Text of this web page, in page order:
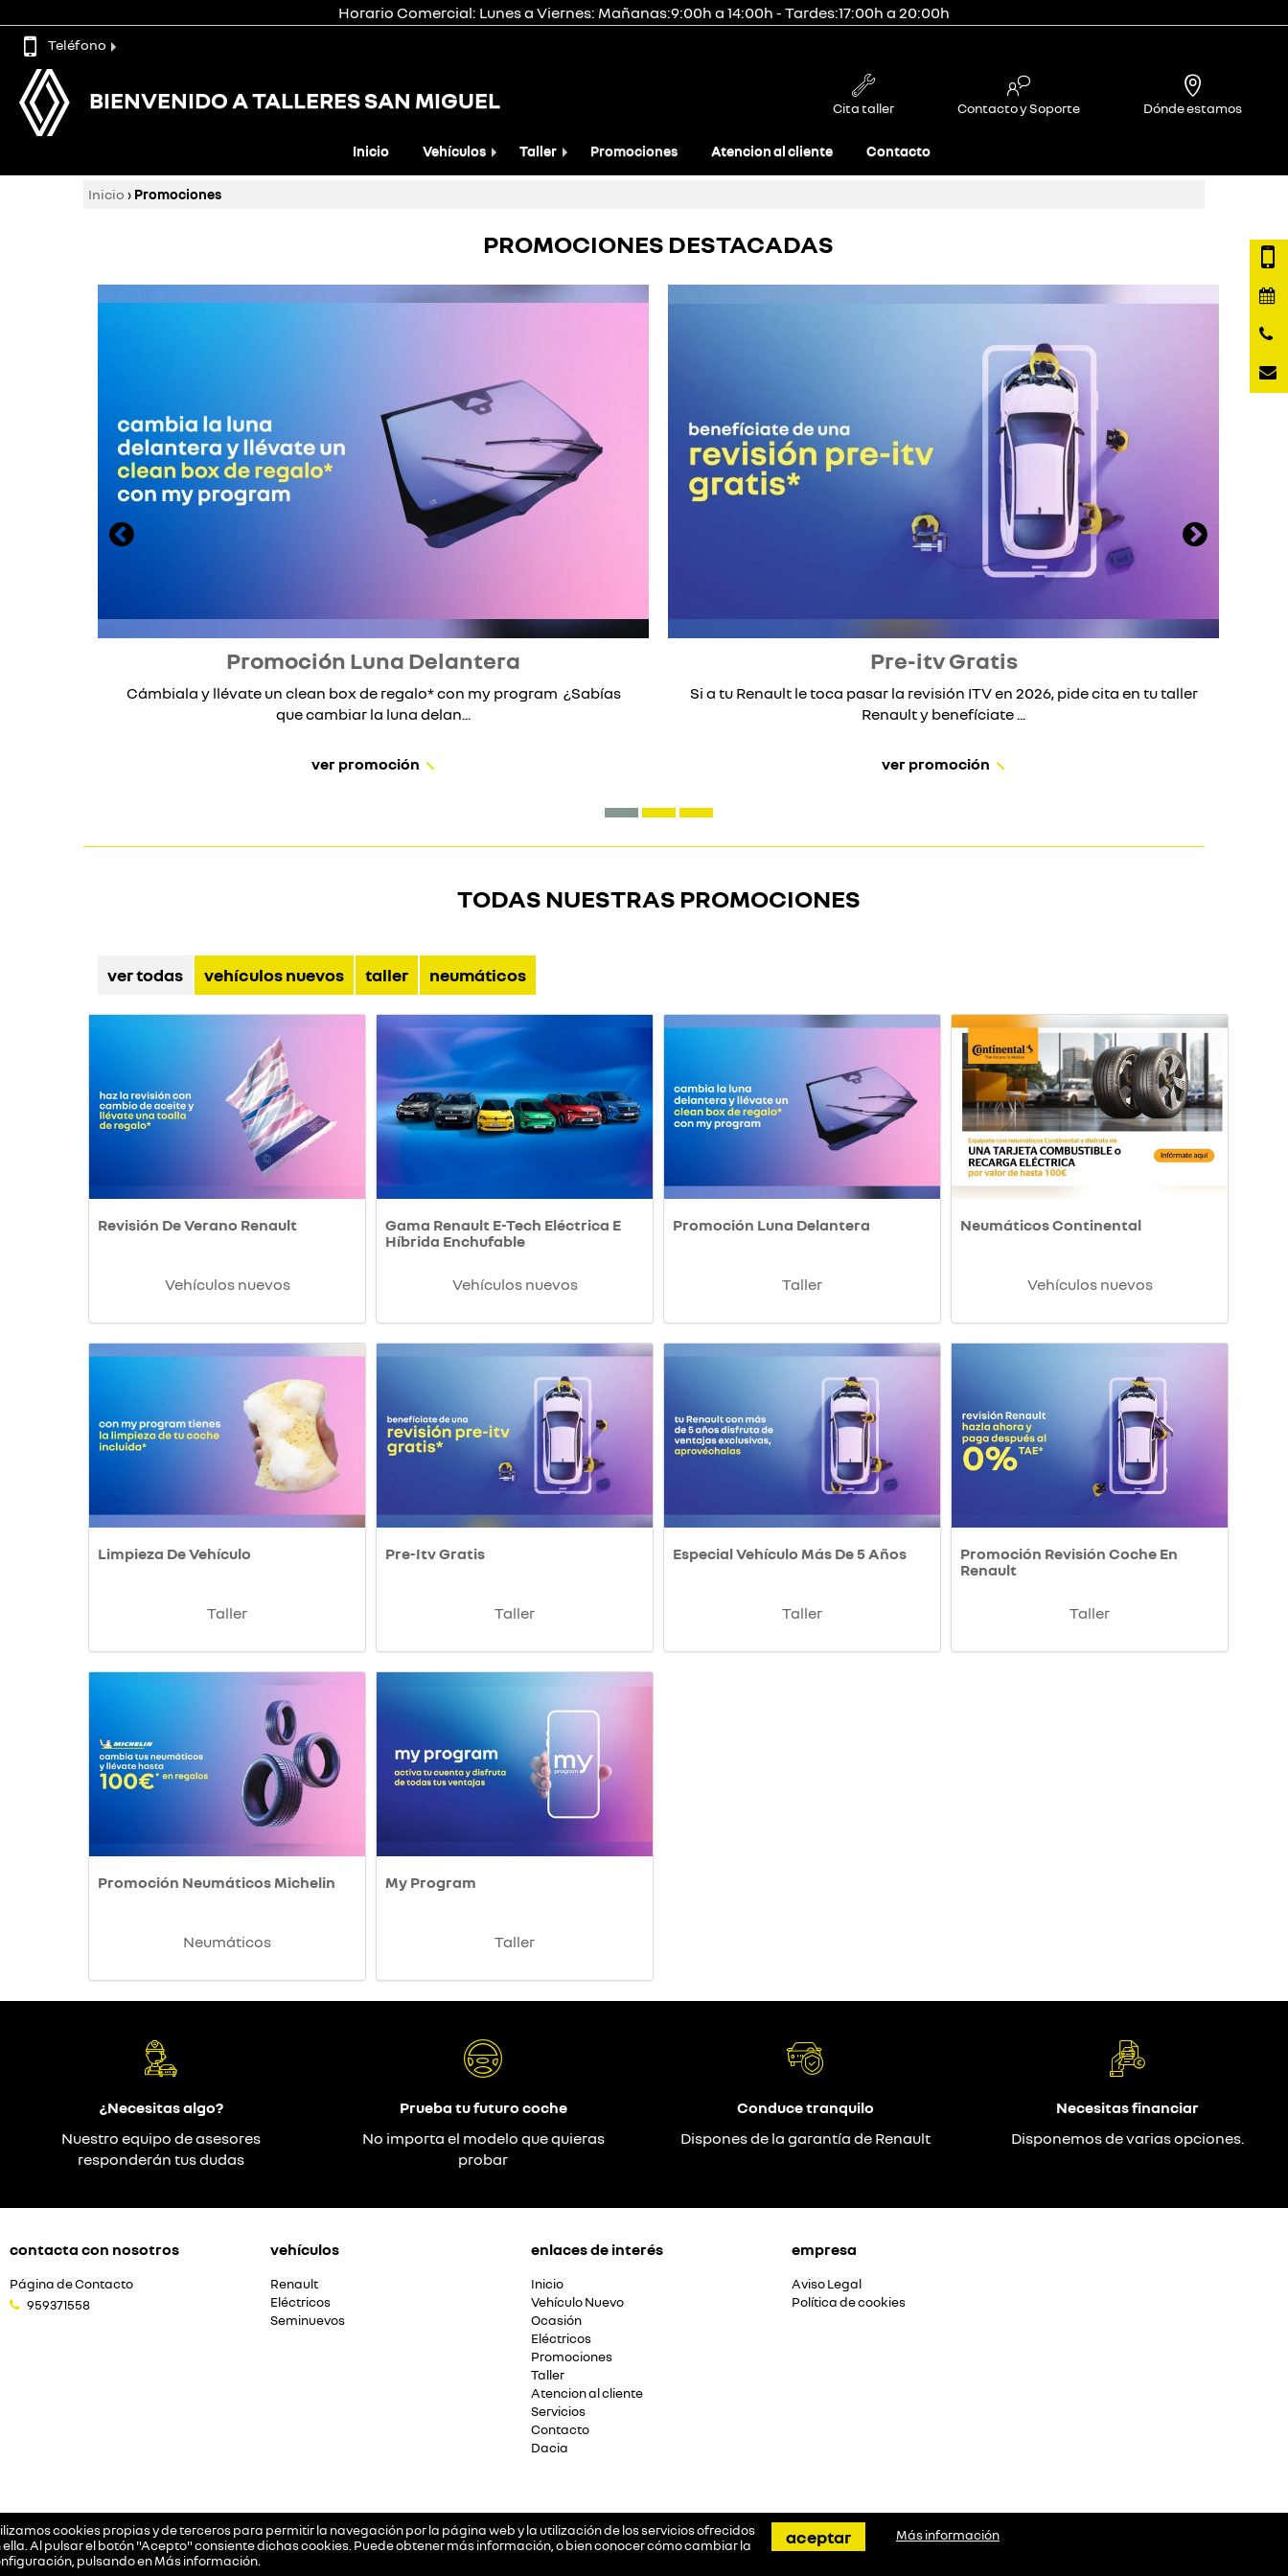
Horario Comercial: Lunes a Viernes: Mañanas:9:00h a 14:00h - Tardes:17:00h a 20:00h
Teléfono
BIENVENIDO A TALLERES SAN MIGUEL Cita taller Contacto y Soporte Dónde estamos
Inicio Vehículos Taller Promociones Atencion al cliente Contacto
Inicio › Promociones
PROMOCIONES DESTACADAS
Promoción Luna Delantera
Cámbiala y llévate un clean box de regalo* con my program ¿Sabías
que cambiar la luna delan...
ver promoción
Pre-itv Gratis
Si a tu Renault le toca pasar la revisión ITV en 2026, pide cita en tu taller
Renault y benefíciate ...
ver promoción
TODAS NUESTRAS PROMOCIONES
ver todas vehículos nuevos taller neumáticos
Revisión De Verano Renault
Vehículos nuevos
Gama Renault E-Tech Eléctrica E
Híbrida Enchufable
Vehículos nuevos
Promoción Luna Delantera
Taller
Neumáticos Continental
Vehículos nuevos
Limpieza De Vehículo
Taller
Pre-Itv Gratis
Taller
Especial Vehículo Más De 5 Años
Taller
Promoción Revisión Coche En
Renault
Taller
Promoción Neumáticos Michelin
Neumáticos
My Program
Taller
cookies propias y de terceros para permitir la navegación por la página web y la utilización de los servicios ofrecidos
ella. Al pulsar el botón "Acepto" consiente dichas cookies. Puede obtener más información, o bien conocer cómo cambiar la
pulsando enMás información
aceptar Más información
¿Necesitas algo?
Nuestro equipo de asesores
responderán tus dudas
Prueba tu futuro coche
No importa el modelo que quieras
probar
Conduce tranquilo
Dispones de la garantía de Renault
Necesitas financiar
Disponemos de varias opciones.
contacta con nosotros
Página de Contacto
959371558
vehículos
Renault
Eléctricos
Seminuevos
enlaces de interés
Inicio
Vehículo Nuevo
Ocasión
Eléctricos
Promociones
Taller
Atencion al cliente
Servicios
Contacto
Dacia
empresa
Aviso Legal
Política de cookies
Copyright © 2026 Todos los derechos reservados